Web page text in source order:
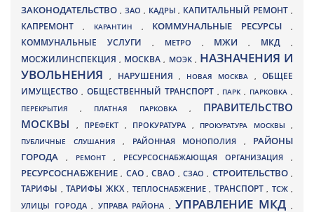
ЗАКОНОДАТЕЛЬСТВО , ЗАО , КАДРЫ, КАПИТАЛЬНЫЙ РЕМОНТ ,
КАПРЕМОНТ , КАРАНТИН , КОММУНАЛЬНЫЕ РЕСУРСЫ,
КОММУНАЛЬНЫЕ УСЛУГИ , МЕТРО , МЖИ, МКД ,
МОСЖИЛИНСПЕКЦИЯ, МОСКВА , МОЭК , НАЗНАЧЕНИЯ И
УВОЛЬНЕНИЯ, НАРУШЕНИЯ , НОВАЯ МОСКВА ,ОБЩЕЕ
ИМУЩЕСТВО , ОБЩЕСТВЕННЫЙ ТРАНСПОРТ , ПАРК, ПАРКОВКА ,
ПЕРЕКРЫТИЯ , ПЛАТНАЯ ПАРКОВКА , ПРАВИТЕЛЬСТВО
МОСКВЫ
, ПРЕФЕКТ , ПРОКУРАТУРА , ПРОКУРАТУРА МОСКВЫ ,
ПУБЛИЧНЫЕ СЛУШАНИЯ , РАЙОННАЯ МОНОПОЛИЯ , РАЙОНЫ
ГОРОДА
, РЕМОНТ , РЕСУРСОСНАБЖАЮЩАЯ ОРГАНИЗАЦИЯ ,
РЕСУРСОСНАБЖЕНИЕ, САО,СВАО ,СЗАО, СТРОИТЕЛЬСТВО,
ТАРИФЫ , ТАРИФЫ ЖКХ , ТЕПЛОСНАБЖЕНИЕ , ТРАНСПОРТ , ТСЖ ,
УЛИЦЫ ГОРОДА , УПРАВА РАЙОНА , УПРАВЛЕНИЕ МКД ,